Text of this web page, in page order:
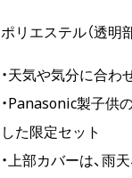
ポリエステル（透明部
・天気や気分に合
・Panasonic製子供
した限定セット
・上部カバーは、雨